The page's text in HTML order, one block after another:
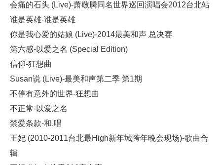
会痛的石头 (Live)-萧敬腾同名世界巡回演唱会2012台北站
谁是英雄-谁是英雄
你是我心爱的姑娘 (Live)-2014最美和声 总决赛
第六感-以爱之名 (Special Edition)
信仰-狂想曲
Susan说 (Live)-最美和声第二季 第1期
不停有意外的世界-狂想曲
不正常-以爱之名
禁爱条款-和.唱
王妃 (2010-2011台北最High新年城跨年晚会现场)-歌曲合
辑